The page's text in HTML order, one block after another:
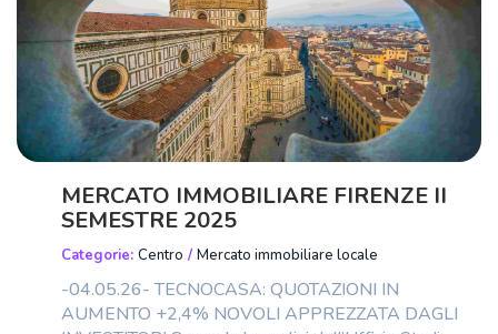
MERCATO IMMOBILIARE FIRENZE II
SEMESTRE 2025
Categorie: Centro / Mercato immobiliare locale
-04.05.26- TECNOCASA: QUOTAZIONI IN
AUMENTO +2,4% NOVOLI APPREZZATA DAGLI